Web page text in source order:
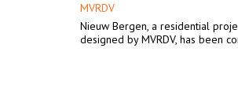
MVRDV
Nieuw Bergen, a residential
designed by MVRDV, has been